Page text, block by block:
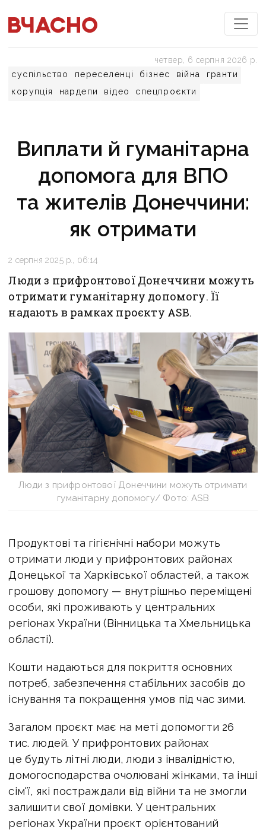
суспільство переселенці бізнес війна
гранти
корупція
нардепи відео спецпроєкти
четвер, 6 серпня 2026 р.
Виплати й гуманітарна
допомога для ВПО
та жителів Донеччини:
як отримати
2 серпня 2025 р., 06:14
Люди з прифронтової Донеччини можуть
отримати гуманітарну допомогу. Її
надають в рамках проєкту ASB.
Люди з прифронтової Донеччини можуть отримати
гуманітарну допомогу/ Фото: ASB
Продуктові та гігієнічні набори можуть
отримати люди у прифронтових районах
Донецької та Харківської областей, а також
грошову допомогу — внутрішньо переміщені
особи, які проживають у центральних
регіонах України (Вінницька та Хмельницька
області).
Кошти надаються для покриття основних
потреб, забезпечення стабільних засобів до
існування та покращення умов під час зими.
Загалом проєкт має на меті допомогти 26
тис. людей. У прифронтових районах
це будуть літні люди, люди з інвалідністю,
домогосподарства очолювані жінками, та інші
сім'ї, які постраждали від війни та не змогли
залишити свої домівки. У центральних
регіонах України проєкт орієнтований